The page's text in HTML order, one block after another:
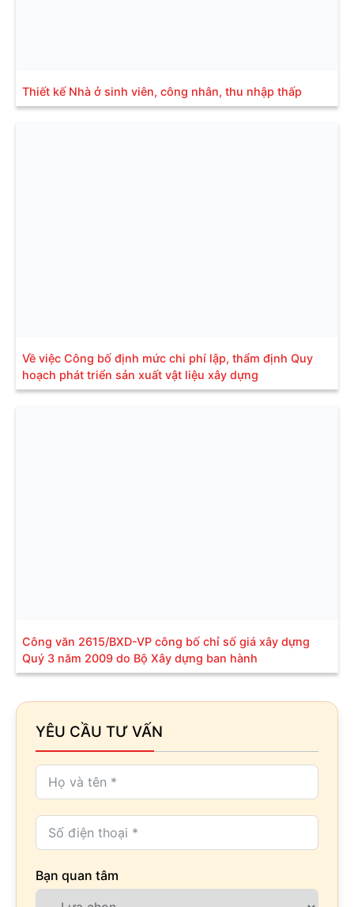
Thiết kế Nhà ở sinh viên, công nhân, thu nhập thấp
Về việc Công bố định mức chi phí lập, thẩm định Quy
hoạch phát triển sản xuất vật liệu xây dựng
Công văn 2615/BXD-VP công bố chỉ số giá xây dựng
Quý 3 năm 2009 do Bộ Xây dựng ban hành
YÊU CẦU TƯ VẤN
Bạn quan tâm